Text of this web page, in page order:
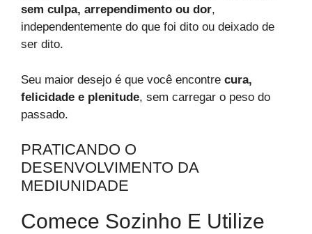
sem culpa, arrependimento ou dor,
independentemente do que foi dito ou deixado de
ser dito.
Seu maior desejo é que você encontre cura,
felicidade e plenitude, sem carregar o peso do
passado.
PRATICANDO O
DESENVOLVIMENTO DA
MEDIUNIDADE
Comece Sozinho E Utilize